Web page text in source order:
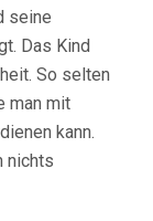
seine
Das Kind
So selten
man mit
kann.
nichts